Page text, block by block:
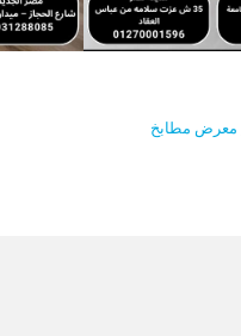
معرض مطابخ